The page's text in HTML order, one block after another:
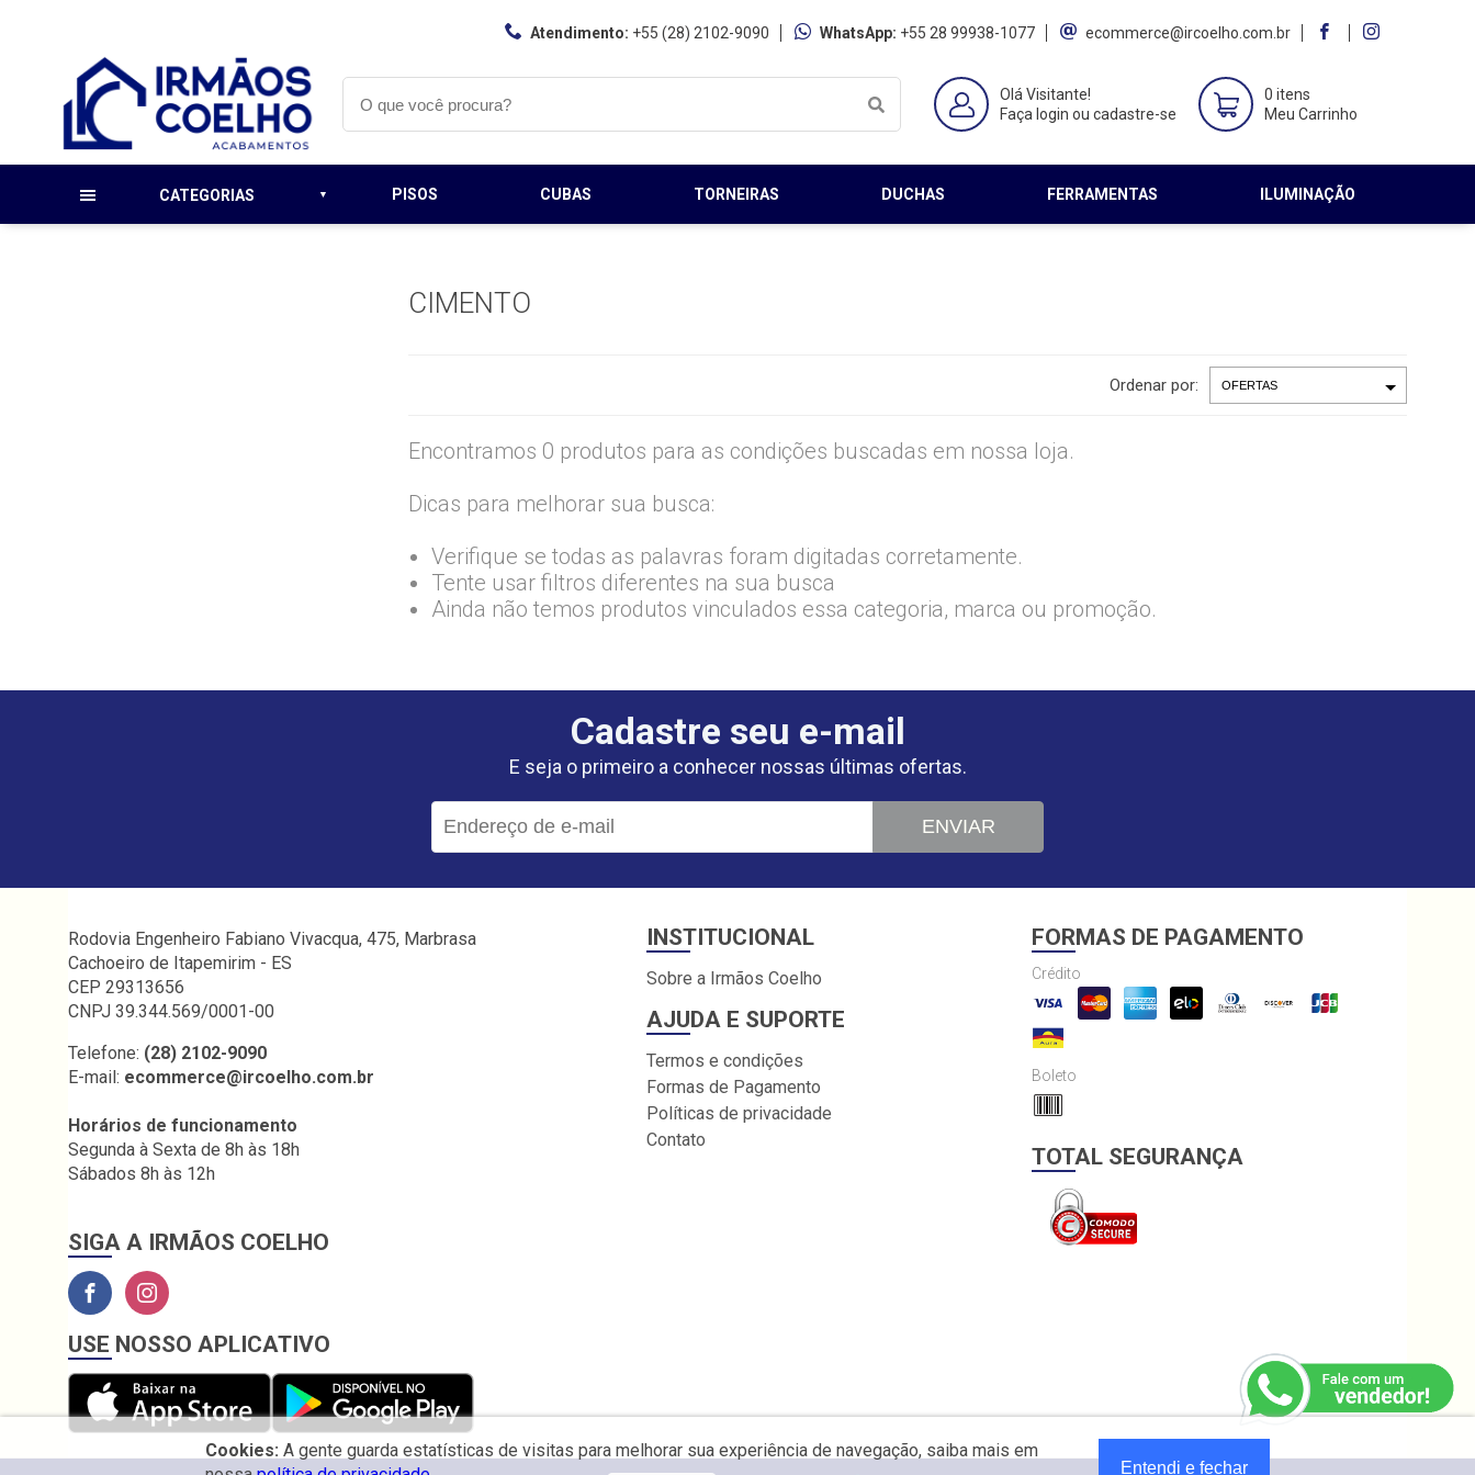
Atendimento: +55 (28) 2102-9090 WhatsApp: +55 28 99938-1077 ecommerce@ircoelho.com.br
Olá Visitante!
Faça login ou cadastre-se
0 itens
Meu Carrinho
CATEGORIAS PISOS CUBAS TORNEIRAS DUCHAS FERRAMENTAS ILUMINAÇÃO
CIMENTO
Ordenar por:
Encontramos 0 produtos para as condições buscadas em nossa loja.
Dicas para melhorar sua busca:
Verifique se todas as palavras foram digitadas corretamente.
Tente usar filtros diferentes na sua busca
Ainda não temos produtos vinculados essa categoria, marca ou promoção.
Cadastre seu e-mail
E seja o primeiro a conhecer nossas últimas ofertas.
ENVIAR
Rodovia Engenheiro Fabiano Vivacqua, 475, Marbrasa
Cachoeiro de Itapemirim - ES
CEP 29313656
CNPJ 39.344.569/0001-00
Telefone: (28) 2102-9090
E-mail: ecommerce@ircoelho.com.br
Horários de funcionamento
Segunda à Sexta de 8h às 18h
Sábados 8h às 12h
SIGA A IRMÃOS COELHO
INSTITUCIONAL
Sobre a Irmãos Coelho
AJUDA E SUPORTE
Termos e condições
Formas de Pagamento
Políticas de privacidade
Contato
FORMAS DE PAGAMENTO
Crédito
Boleto
TOTAL SEGURANÇA
USE NOSSO APLICATIVO
Cookies: A gente guarda estatísticas de visitas para melhorar sua experiência de navegação, saiba mais em
Entendi e fechar